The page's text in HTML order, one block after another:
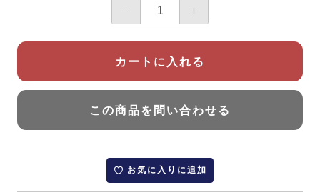
カートに入れる
この商品を問い合わせる
お気に入りに追加